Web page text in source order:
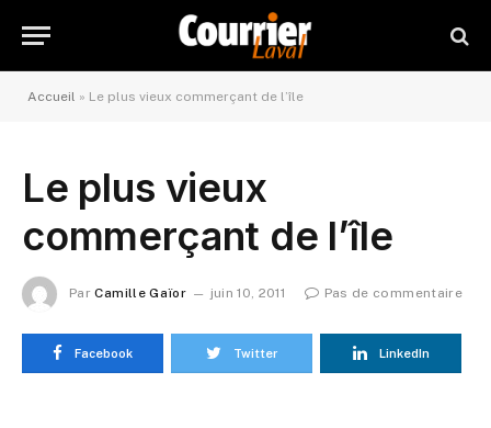
Accueil » Le plus vieux commerçant de l’île
Le plus vieux
commerçant de l’île
Par Camille Gaïor juin 10, 2011 Pas de commentaire
Facebook Twitter LinkedIn